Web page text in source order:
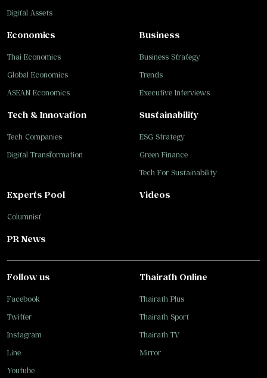
Digital Assets
Business
Business Strategy
Trends
Executive Interviews
Tech & Innovation
Tech Companies
Digital Transformation
Sustainability
ESG Strategy
Green Finance
Tech For Sustainability
Economics
Thai Economics
Global Economics
ASEAN Economics
Experts Pool
Columnist
Videos
PR News
Follow us
Facebook
Twitter
Instagram
Line
Youtube
Thairath Online
Thairath Plus
Thairath Sport
Thairath TV
Mirror